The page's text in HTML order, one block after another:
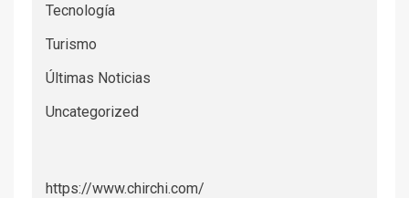
Tecnología
Turismo
Últimas Noticias
Uncategorized
https://www.chirchi.com/